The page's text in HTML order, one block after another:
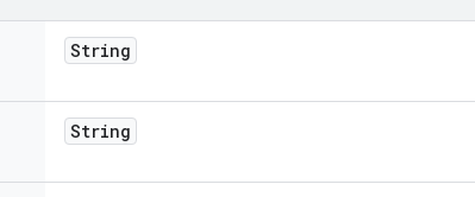
String
String